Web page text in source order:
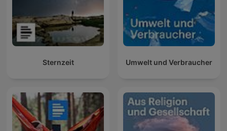
Sternzeit Umwelt und Verbraucher